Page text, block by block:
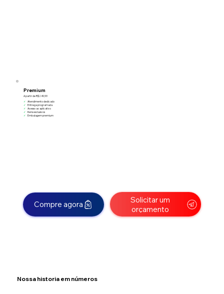
Nossa historia em números
Premium
A partir de R$249,99
✓ Atendimento dedicado
✓ Entrega programada
✓ Acesso ao aplicativo
✓ Itens exclusivos
✓ Embalagem premium
Compre agora
Solicitar um
orçamento